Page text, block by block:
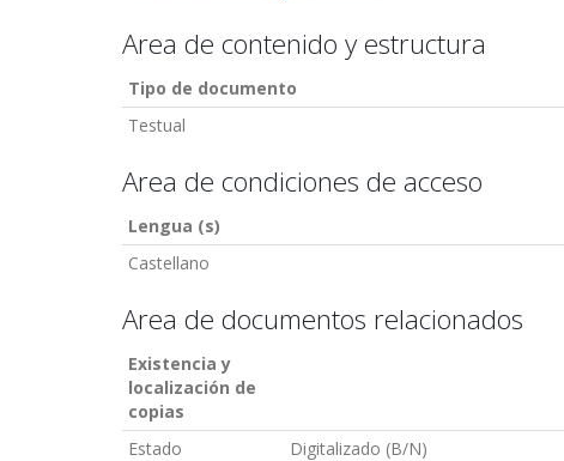
Area de contenido y estructura
Tipo de documento
Testual
Area de condiciones de acceso
Lengua (s)
Castellano
Area de documentos relacionados
Existencia y
localización de
copias
Estado
Digitalizado (B/N)